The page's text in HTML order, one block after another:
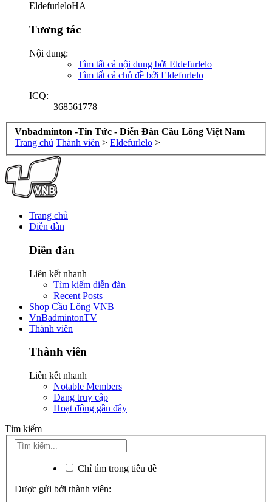
EldefurleloHA
Tương tác
Nội dung:
Tìm tất cả nội dung bởi Eldefurlelo
Tìm tất cả chủ đề bởi Eldefurlelo
ICQ:
368561778
Vnbadminton -Tin Tức - Diễn Đàn Cầu Lông Việt Nam
Trang chủ Thành viên > Eldefurlelo >
Trang chủ
Diễn đàn
Diễn đàn
Liên kết nhanh
Tìm kiếm diễn đàn
Recent Posts
Shop Cầu Lông VNB
VnBadmintonTV
Thành viên
Thành viên
Liên kết nhanh
Notable Members
Đang truy cập
Hoạt động gần đây
Tìm kiếm
Chỉ tìm trong tiêu đề
Được gửi bởi thành viên: